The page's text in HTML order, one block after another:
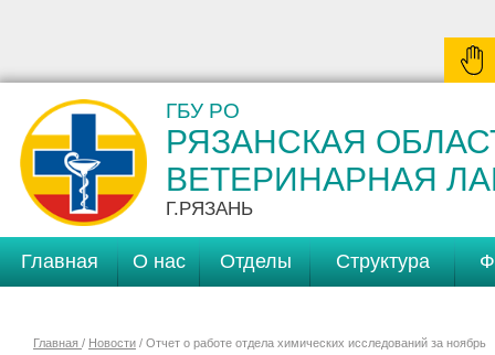
ГБУ РО
РЯЗАНСКАЯ
ВЕТЕРИНАРНАЯ
Г.РЯЗАНЬ
Главная О нас Отделы Структура
Главная / Новости / Отчет о работе отдела химических исследований за ноябрь